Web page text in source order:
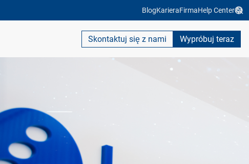
BlogKarieraFirmaHelp Center
Skontaktuj się z nami Wypróbuj teraz